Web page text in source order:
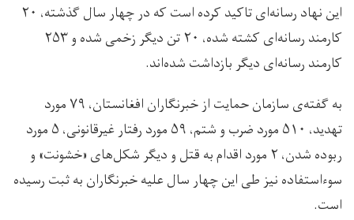
این نهاد رسانه‌ای تاکید کرده است که در چهار سال گذشته، ۲۰
کارمند رسانه‌ای کشته شده، ۲۰ تن دیگر زخمی شده و ۲۵۳
کارمند رسانه‌ای دیگر بازداشت شده‌اند.
به گفته‌ی سازمان حمایت از خبرنگاران افغانستان، ۷۹ مورد
تهدید، ۵۱۰ مورد ضرب و شتم، ۵۹ مورد رفتار غیرقانونی، ۵ مورد
ربوده شدن، ۲ مورد اقدام به قتل و دیگر شکل‌های «خشونت» و
سوءاستفاده نیز طی این چهار سال علیه خبرنگاران به ثبت رسیده
است.